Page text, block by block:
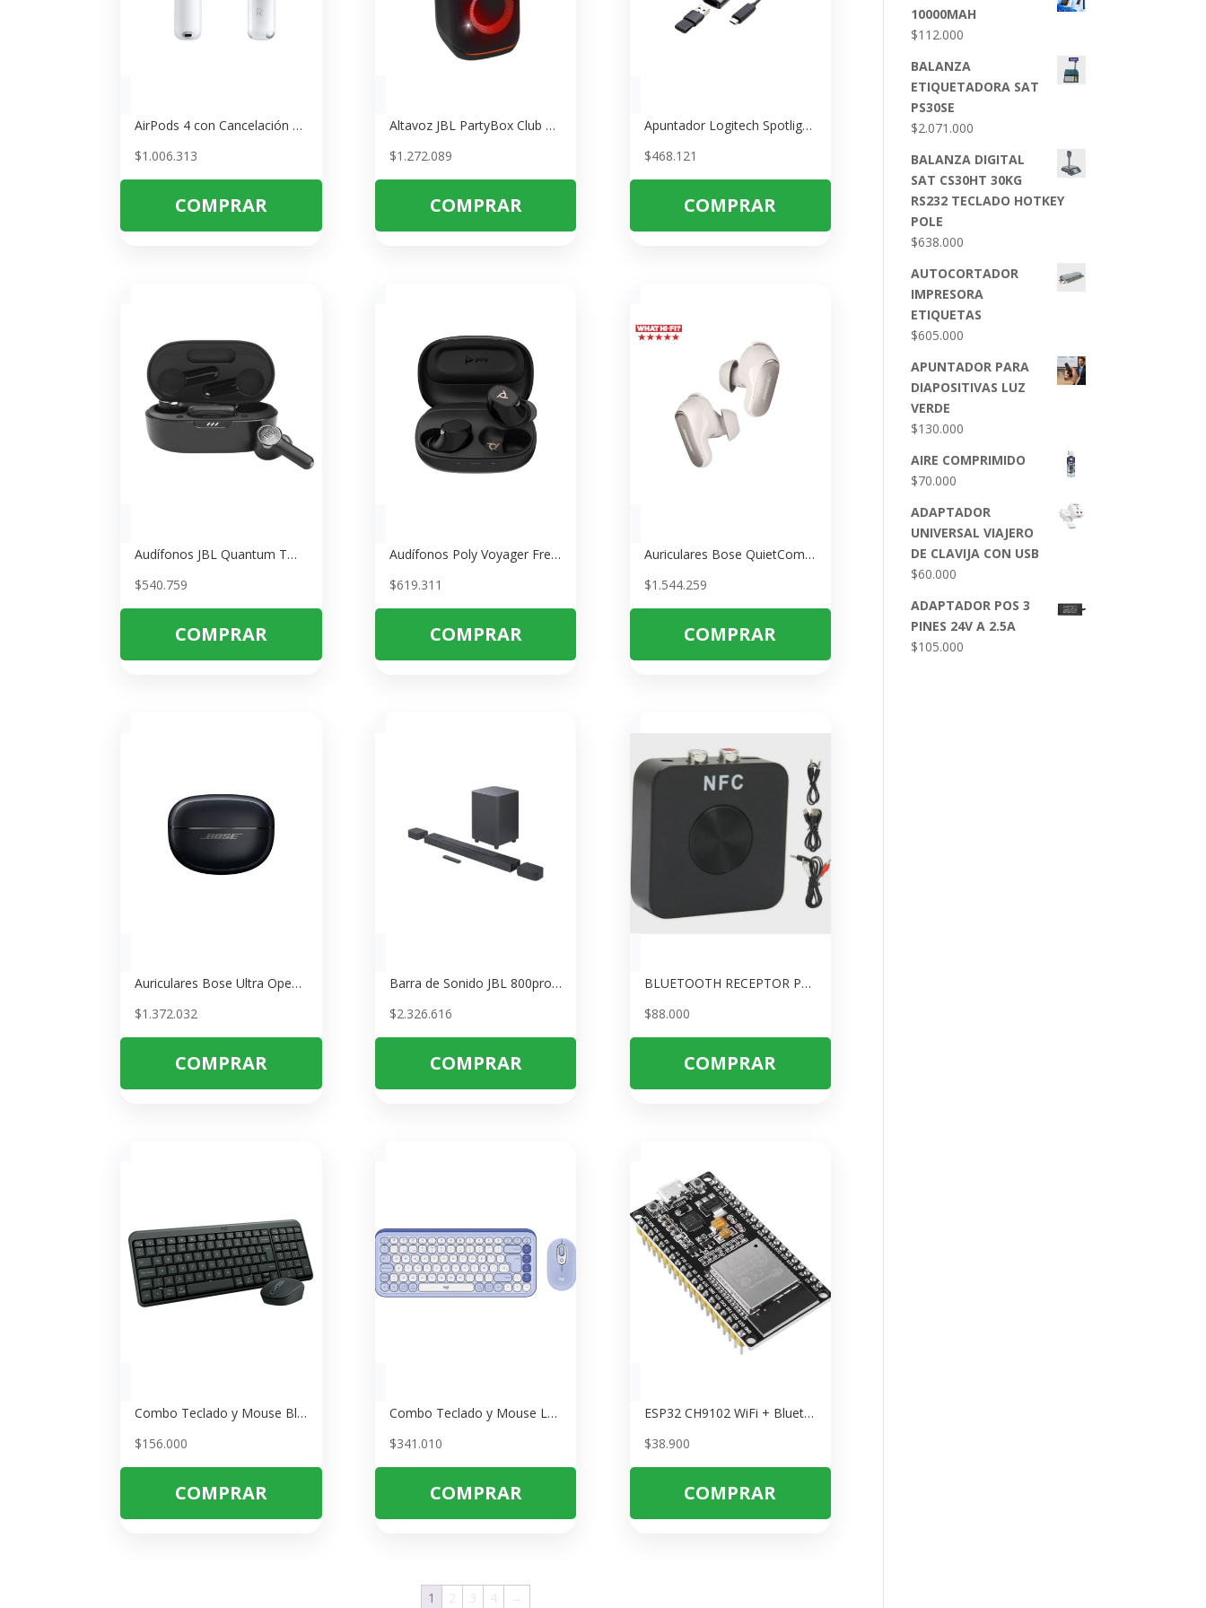
AirPods 4 con Cancelación Activa de Ruido – Sonido Premium y Confort Total
$1.006.313
COMPRAR
Altavoz JBL PartyBox Club 120 – Sonido Potente y Luces para Fiestas
$1.272.089
COMPRAR
Apuntador Logitech Spotlight Bluetooth – Controla Presentaciones sin Cables
$468.121
COMPRAR
Audífonos JBL Quantum TWS – Cancelación de Ruido y Baja Latencia para Gaming
$540.759
COMPRAR
Audífonos Poly Voyager Free 20 Negro – Inalámbricos con Estuche de Carga
$619.311
COMPRAR
Auriculares Bose QuietComfort Ultra 2da Generación White – Cancelación Activa de Ruido, Bluetooth, IPX4
$1.544.259
COMPRAR
Auriculares Bose Ultra Open Negros – Sonido Abierto y Confort Todo el Día
$1.372.032
COMPRAR
Barra de Sonido JBL 800pro 5.1.2 Canales – Sonido Inmersivo con Dolby Atmos
$2.326.616
COMPRAR
BLUETOOTH RECEPTOR POR AUXILIAR CON NFC
$88.000
COMPRAR
Combo Teclado y Mouse Bluetooth logitech MK250 – Grafito
$156.000
COMPRAR
Combo Teclado y Mouse Logitech Pop Icon Lila y Blanco
$341.010
COMPRAR
ESP32 CH9102 WiFi + Bluetooth – Ideal para IoT y Proyectos Electrónicos
$38.900
COMPRAR
1
10000MAH
$112.000
BALANZA
ETIQUETADORA SAT
PS30SE
$2.071.000
BALANZA DIGITAL
SAT CS30HT 30KG
RS232 TECLADO HOTKEY
POLE
$638.000
AUTOCORTADOR
IMPRESORA
ETIQUETAS
$605.000
APUNTADOR PARA
DIAPOSITIVAS LUZ
VERDE
$130.000
AIRE COMPRIMIDO
$70.000
ADAPTADOR
UNIVERSAL VIAJERO
DE CLAVIJA CON USB
$60.000
ADAPTADOR POS 3
PINES 24V A 2.5A
$105.000